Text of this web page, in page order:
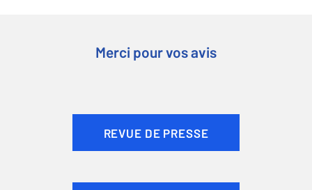
Merci pour vos avis
REVUE DE PRESSE